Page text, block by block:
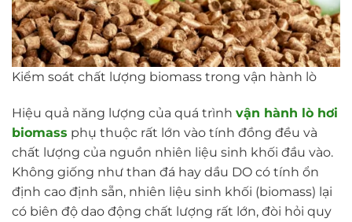
Kiểm soát chất lượng biomass trong vận hành lò
Hiệu quả năng lượng của quá trình vận hành lò hơi
biomass phụ thuộc rất lớn vào tính đồng đều và
chất lượng của nguồn nhiên liệu sinh khối đầu vào.
Không giống như than đá hay dầu DO có tính ổn
định cao định sẵn, nhiên liệu sinh khối (biomass) lại
có biên độ dao động chất lượng rất lớn, đòi hỏi quy